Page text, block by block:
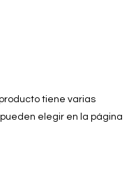
tiene varias
elegir en la página